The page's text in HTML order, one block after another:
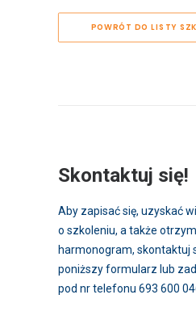
POWRÓT DO LISTY
Skontaktuj się!
Aby zapisać się, uzyskać
o szkoleniu, a także
harmonogram, skontaktuj
poniższy formularz lub
pod nr telefonu 693 600